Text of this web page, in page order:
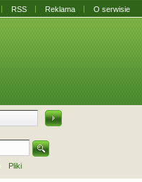
RSS Reklama O serwisie
Pliki